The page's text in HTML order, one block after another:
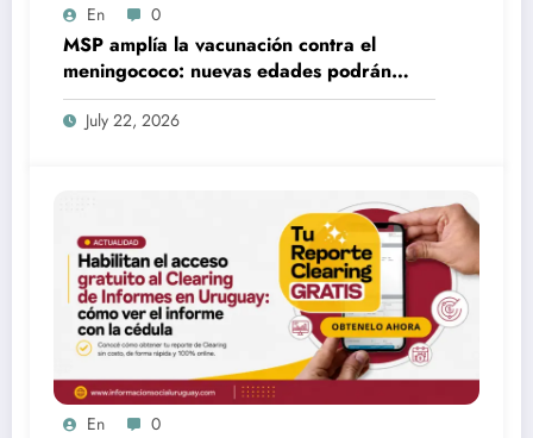
En 0
MSP amplía la vacunación contra el
meningococo: nuevas edades podrán
acceder desde fines de julio
July 22, 2026
En 0